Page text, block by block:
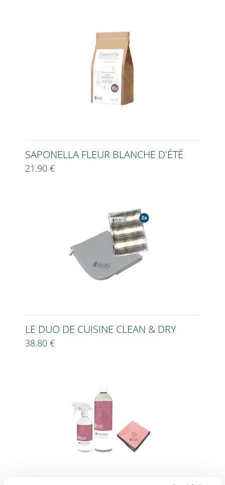
SAPONELLA FLEUR BLANCHE D'ÉTÉ
21.90 €
LE DUO DE CUISINE CLEAN & DRY
38.80 €